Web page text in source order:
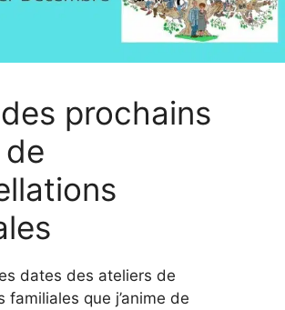
prochains
dates des ateliers de
familiales que j’anime de